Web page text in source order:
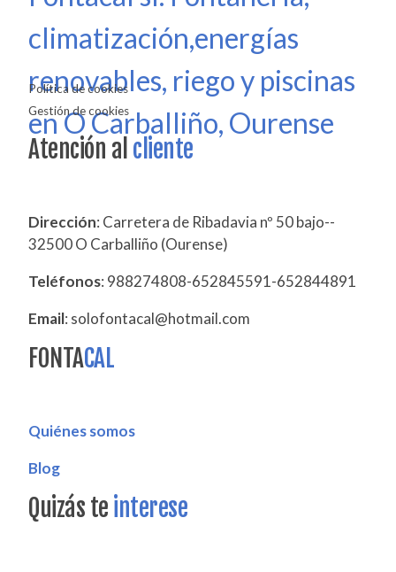
Política de cookies
Gestión de cookies
Atención al cliente
Dirección: Carretera de Ribadavia nº 50 bajo--
32500 O Carballiño (Ourense)
Teléfonos: 988274808-652845591-652844891
Email: solofontacal@hotmail.com
FONTACAL
Quiénes somos
Blog
Quizás te interese